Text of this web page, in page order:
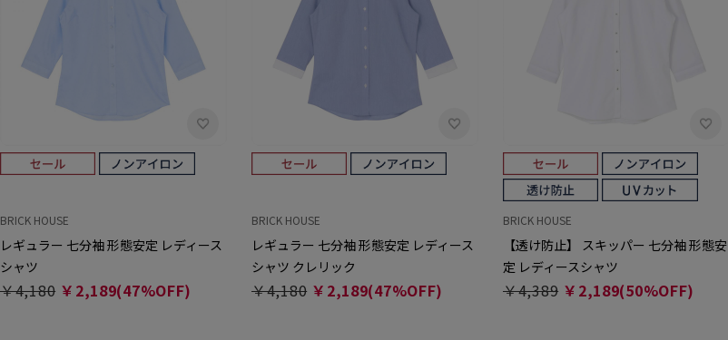
BRICK HOUSE
レギュラー 七分袖 形態安定 レディース
シャツ
￥4,180 ￥2,189(47%OFF)
BRICK HOUSE
レギュラー 七分袖 形態安定 レディース
シャツ クレリック
￥4,180 ￥2,189(47%OFF)
BRICK HOUSE
【透け防止】 スキッパー 七分袖 形態安
定 レディースシャツ
￥4,389 ￥2,189(50%OFF)